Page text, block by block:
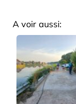
A voir aussi: